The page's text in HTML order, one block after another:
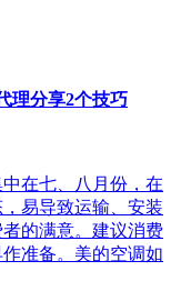
理分享2个技巧
在七、八月份，在
易导致运输、安装
的满意。建议消费
准备。美的空调如